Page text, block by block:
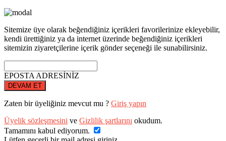
Sitemize üye olarak beğendiğiniz içerikleri favorilerinize ekleyebilir,
kendi ürettiğiniz ya da internet üzerinde beğendiğiniz içerikleri
sitemizin ziyaretçilerine içerik gönder seçeneği ile sunabilirsiniz.
EPOSTA ADRESİNİZ
DEVAM ET
Zaten bir üyeliğiniz mevcut mu ? Giriş yapın
Üyelik sözleşmesini ve Gizlilik şartlarını okudum.
Tamamını kabul ediyorum.